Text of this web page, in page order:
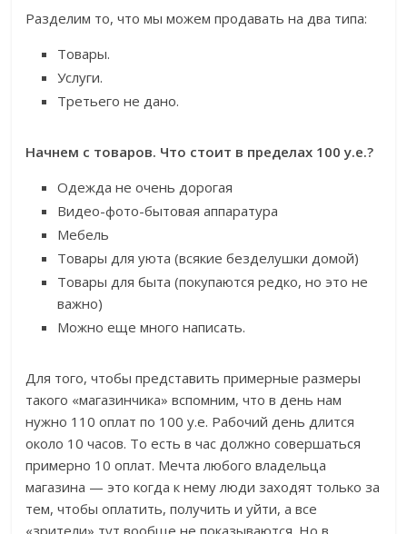
Разделим то, что мы можем продавать на два типа:
Товары.
Услуги.
Третьего не дано.
Начнем с товаров. Что стоит в пределах 100 у.е.?
Одежда не очень дорогая
Видео-фото-бытовая аппаратура
Мебель
Товары для уюта (всякие безделушки домой)
Товары для быта (покупаются редко, но это не
важно)
Можно еще много написать.
Для того, чтобы представить примерные размеры
такого «магазинчика» вспомним, что в день нам
нужно 110 оплат по 100 у.е. Рабочий день длится
около 10 часов. То есть в час должно совершаться
примерно 10 оплат. Мечта любого владельца
магазина — это когда к нему люди заходят только за
тем, чтобы оплатить, получить и уйти, а все